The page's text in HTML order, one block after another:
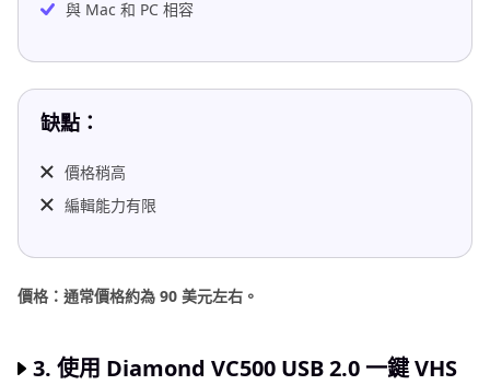
與 Mac 和 PC 相容
缺點：
價格稍高
編輯能力有限
價格：通常價格約為 90 美元左右。
3. 使用 Diamond VC500 USB 2.0 一鍵 VHS